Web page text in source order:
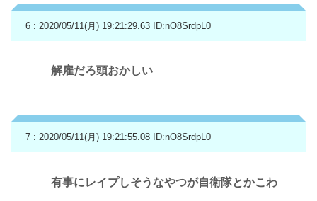
6 : 2020/05/11(月) 19:21:29.63 ID:nO8SrdpL0
解雇だろ頭おかしい
7 : 2020/05/11(月) 19:21:55.08 ID:nO8SrdpL0
有事にレイプしそうなやつが自衛隊とかこわ